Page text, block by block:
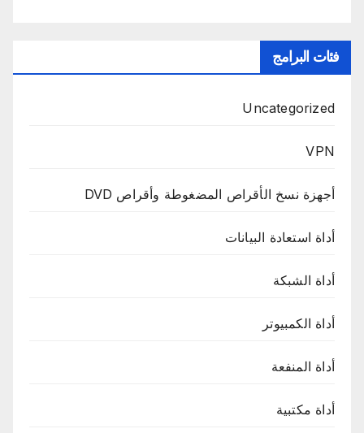
فئات البرامج
Uncategorized
VPN
أجهزة نسخ الأقراص المضغوطة وأقراص DVD
أداة استعادة البيانات
أداة الشبكة
أداة الكمبيوتر
أداة المنفعة
أداة مكتبية